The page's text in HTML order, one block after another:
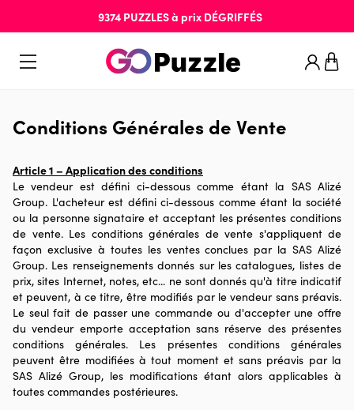
9374 PUZZLESà prix DÉGRIFFÉS
Conditions Générales de Vente
Article 1 – Application des conditions
Le vendeur est défini ci-dessous comme étant la SAS Alizé
Group. L'acheteur est défini ci-dessous comme étant la société
ou la personne signataire et acceptant les présentes conditions
de vente. Les conditions générales de vente s'appliquent de
façon exclusive à toutes les ventes conclues par la SAS Alizé
Group. Les renseignements donnés sur les catalogues, listes de
prix, sites Internet, notes, etc... ne sont donnés qu'à titre indicatif
et peuvent, à ce titre, être modifiés par le vendeur sans préavis.
Le seul fait de passer une commande ou d'accepter une offre
du vendeur emporte acceptation sans réserve des présentes
conditions générales. Les présentes conditions générales
peuvent être modifiées à tout moment et sans préavis par la
SAS Alizé Group, les modifications étant alors applicables à
toutes commandes postérieures.